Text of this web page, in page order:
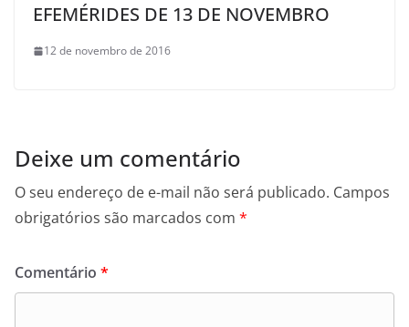
EFEMÉRIDES DE 13 DE NOVEMBRO
12 de novembro de 2016
Deixe um comentário
O seu endereço de e-mail não será publicado. Campos
obrigatórios são marcados com *
Comentário *